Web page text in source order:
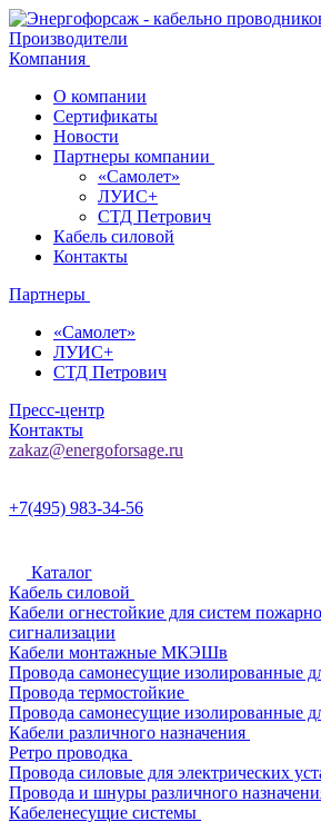
Производители
Компания
О компании
Сертификаты
Новости
Партнеры компании
«Самолет»
ЛУИС+
СТД Петрович
Кабель силовой
Контакты
Партнеры
«Самолет»
ЛУИС+
СТД Петрович
Пресс-центр
Контакты
zakaz@energoforsage.ru
+7(495) 983-34-56
Каталог
Кабель силовой
Кабели огнестойкие для систем
сигнализации
Кабели монтажные МКЭШв
Провода самонесущие
Провода термостойкие
Провода самонесущие
Кабели различного назначения
Ретро проводка
Провода силовые для электрических
Провода и шнуры различного
Кабеленесущие системы